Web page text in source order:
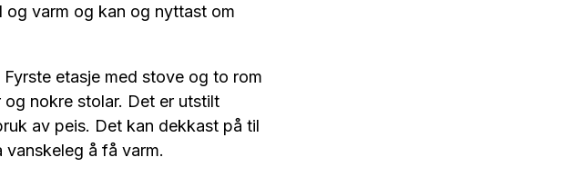
og varm og kan og nyttast om
etasje med stove og to rom
nokre stolar. Det er utstilt
av peis. Det kan dekkast på til
å få varm.